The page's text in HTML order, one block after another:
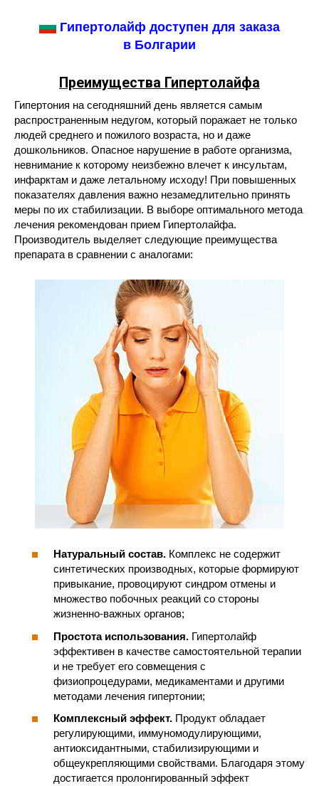
Гипертолайф доступен для заказа
в Болгарии
Преимущества Гипертолайфа
Гипертония на сегодняшний день является самым
распространенным недугом, который поражает не только
людей среднего и пожилого возраста, но и даже
дошкольников. Опасное нарушение в работе организма,
невнимание к которому неизбежно влечет к инсультам,
инфарктам и даже летальному исходу! При повышенных
показателях давления важно незамедлительно принять
меры по их стабилизации. В выборе оптимального метода
лечения рекомендован прием Гипертолайфа.
Производитель выделяет следующие преимущества
препарата в сравнении с аналогами:
Натуральный состав. Комплекс не содержит
синтетических производных, которые формируют
привыкание, провоцируют синдром отмены и
множество побочных реакций со стороны
жизненно-важных органов;
Простота использования. Гипертолайф
эффективен в качестве самостоятельной терапии
и не требует его совмещения с
физиопроцедурами, медикаментами и другими
методами лечения гипертонии;
Комплексный эффект. Продукт обладает
регулирующими, иммуномодулирующими,
антиоксидантными, стабилизирующими и
общеукрепляющими свойствами. Благодаря этому
достигается пролонгированный эффект